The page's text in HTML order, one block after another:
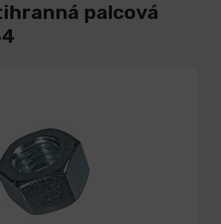
palcová